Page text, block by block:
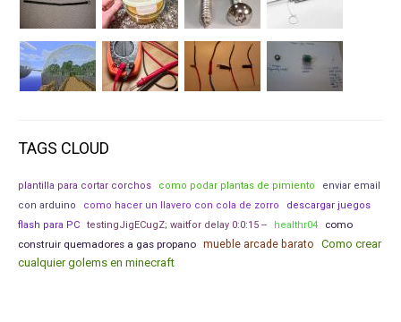
TAGS CLOUD
plantilla para cortar corchos como podar plantas de pimiento
enviar email
con arduino
como hacer un llavero con cola de zorro
descargar juegos
flash para PC
testingJigECugZ; waitfor delay 0:0:15 -- healthr04
como
construir quemadores a gas propano mueble arcade barato
Como crear
cualquier golems en minecraft